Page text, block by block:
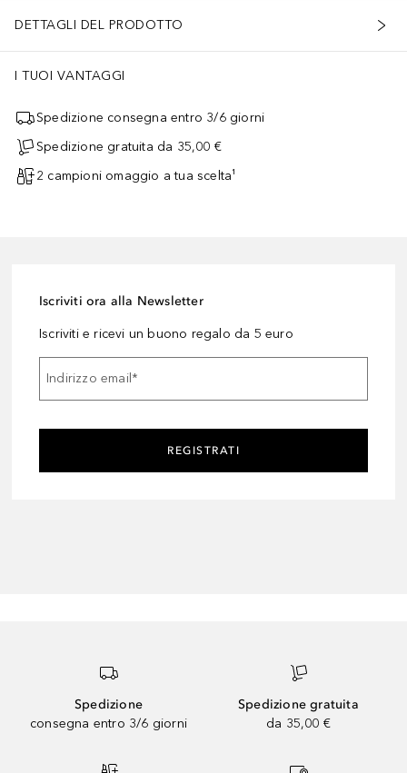
DETTAGLI DEL PRODOTTO
I TUOI VANTAGGI
Spedizione consegna entro 3/6 giorni
Spedizione gratuita da 35,00 €
2 campioni omaggio a tua scelta¹
Iscriviti ora alla Newsletter
Iscriviti e ricevi un buono regalo da 5 euro
Indirizzo email*
REGISTRATI
Spedizione
consegna entro 3/6 giorni
Spedizione gratuita
da 35,00 €